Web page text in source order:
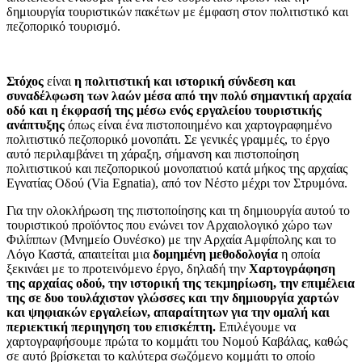
δημιουργία τουριστικών πακέτων με έμφαση στον πολιτιστικό και
πεζοπορικό τουρισμό.
Στόχος είναι η πολιτιστική και ιστορική σύνδεση και
συναδέλφωση των λαών μέσα από την πολύ σημαντική αρχαία
οδό και η έκφρασή της μέσω ενός εργαλείου τουριστικής
ανάπτυξης όπως είναι ένα πιστοποιημένο και χαρτογραφημένο
πολιτιστικό πεζοπορικό μονοπάτι. Σε γενικές γραμμές, το έργο
αυτό περιλαμβάνει τη χάραξη, σήμανση και πιστοποίηση
πολιτιστικού και πεζοπορικού μονοπατιού κατά μήκος της αρχαίας
Εγνατίας Οδού (Via Egnatia), από τον Νέστο μέχρι τον Στρυμόνα.
Για την ολοκλήρωση της πιστοποίησης και τη δημιουργία αυτού το
τουριστικού προϊόντος που ενώνει τον Αρχαιολογικό χώρο των
Φιλίππων (Μνημείο Ουνέσκο) με την Αρχαία Αμφίπολης και το
Λόγο Καστά, απαιτείται μια δομημένη μεθοδολογία η οποία
ξεκινάει με το προτεινόμενο έργο, δηλαδή την Χαρτογράφηση
της αρχαίας οδού, την ιστορική της τεκμηρίωση, την επιμέλεια
της σε δυο τουλάχιστον γλώσσες και την δημιουργία χαρτών
και ψηφιακών εργαλείων, απαραίτητων για την ομαλή και
περιεκτική περιηγηση του επισκέπτη. Επιλέγουμε να
χαρτογραφήσουμε πρώτα το κομμάτι του Νομού Καβάλας, καθώς
σε αυτό βρίσκεται το καλύτερα σωζόμενο κομμάτι το οποίο